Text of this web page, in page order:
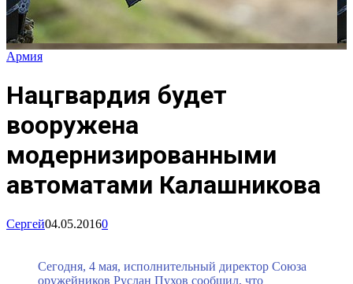
Армия
Нацгвардия будет
вооружена
модернизированными
автоматами Калашникова
Сергей04.05.20160
Сегодня, 4 мая, исполнительный директор Союза
оружейников Руслан Пухов сообщил, что